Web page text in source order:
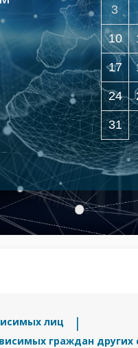
3
10
17
24
31
лиц
граждан других